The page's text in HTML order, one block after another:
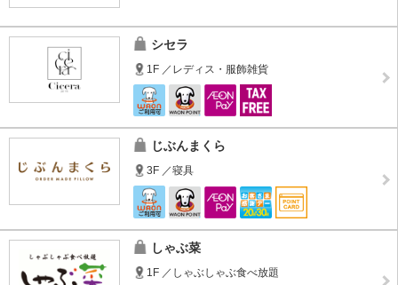
シセラ
1F ／レディス・服飾雑貨
じぶんまくら
3F ／寝具
しゃぶ菜
1F ／しゃぶしゃぶ食べ放題